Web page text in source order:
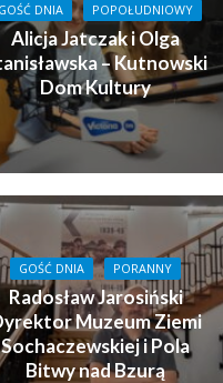
GOŚĆ DNIA POPOŁUDNIOWY
Alicja Jatczak i Olga
– Kutnowski
Dom Kultury
GOŚĆ DNIA PORANNY
Radosław Jarosiński
Muzeum Ziemi
Sochaczewskiej i Pola
Bitwy nad Bzurą